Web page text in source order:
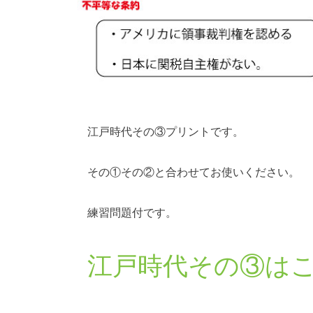
江戸時代その③プリントです。
その①その②と合わせてお使いください。
練習問題付です。
江戸時代その③は